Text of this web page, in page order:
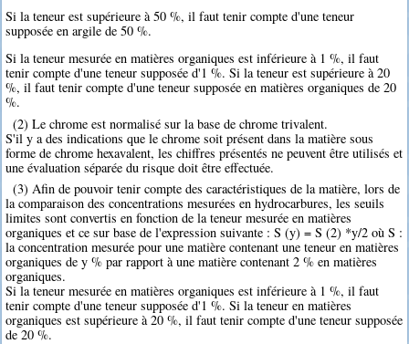
Si la teneur est supérieure à 50 %, il faut tenir compte d'une teneur
supposée en argile de 50 %.
Si la teneur mesurée en matières organiques est inférieure à 1 %, il faut
tenir compte d'une teneur supposée d'1 %. Si la teneur est supérieure à 20
%, il faut tenir compte d'une teneur supposée en matières organiques de 20
%.
(2) Le chrome est normalisé sur la base de chrome trivalent.
S'il y a des indications que le chrome soit présent dans la matière sous
forme de chrome hexavalent, les chiffres présentés ne peuvent être utilisés et
une évaluation séparée du risque doit être effectuée.
(3) Afin de pouvoir tenir compte des caractéristiques de la matière, lors de
la comparaison des concentrations mesurées en hydrocarbures, les seuils
limites sont convertis en fonction de la teneur mesurée en matières
organiques et ce sur base de l'expression suivante : S (y) = S (2) *y/2 où S :
la concentration mesurée pour une matière contenant une teneur en matières
organiques de y % par rapport à une matière contenant 2 % en matières
organiques.
Si la teneur mesurée en matières organiques est inférieure à 1 %, il faut
tenir compte d'une teneur supposée d'1 %. Si la teneur en matières
organiques est supérieure à 20 %, il faut tenir compte d'une teneur supposée
de 20 %.